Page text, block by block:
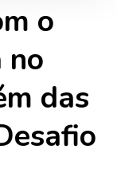
o
no
das